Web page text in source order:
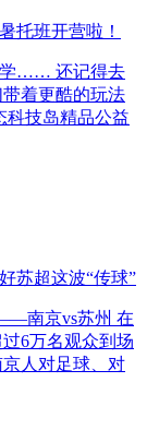
托班开营啦！
学…… 还记得去
着更酷的玩法
科技岛精品公益
苏超这波“传球”
南京vs苏州 在
6万名观众到场
人对足球、对